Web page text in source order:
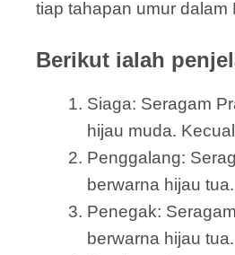
tiap tahapan umur dalam
Berikut ialah
Siaga: Seragam
hijau muda.
Penggalang:
berwarna hijau
Penegak:
berwarna hijau